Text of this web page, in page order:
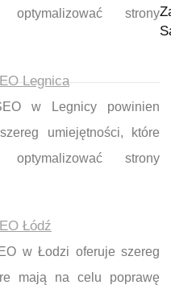
strony
Legnica
w Legnicy powinien
umiejętności, które
strony
Łódź
w Łodzi oferuje szereg
mają na celu poprawę